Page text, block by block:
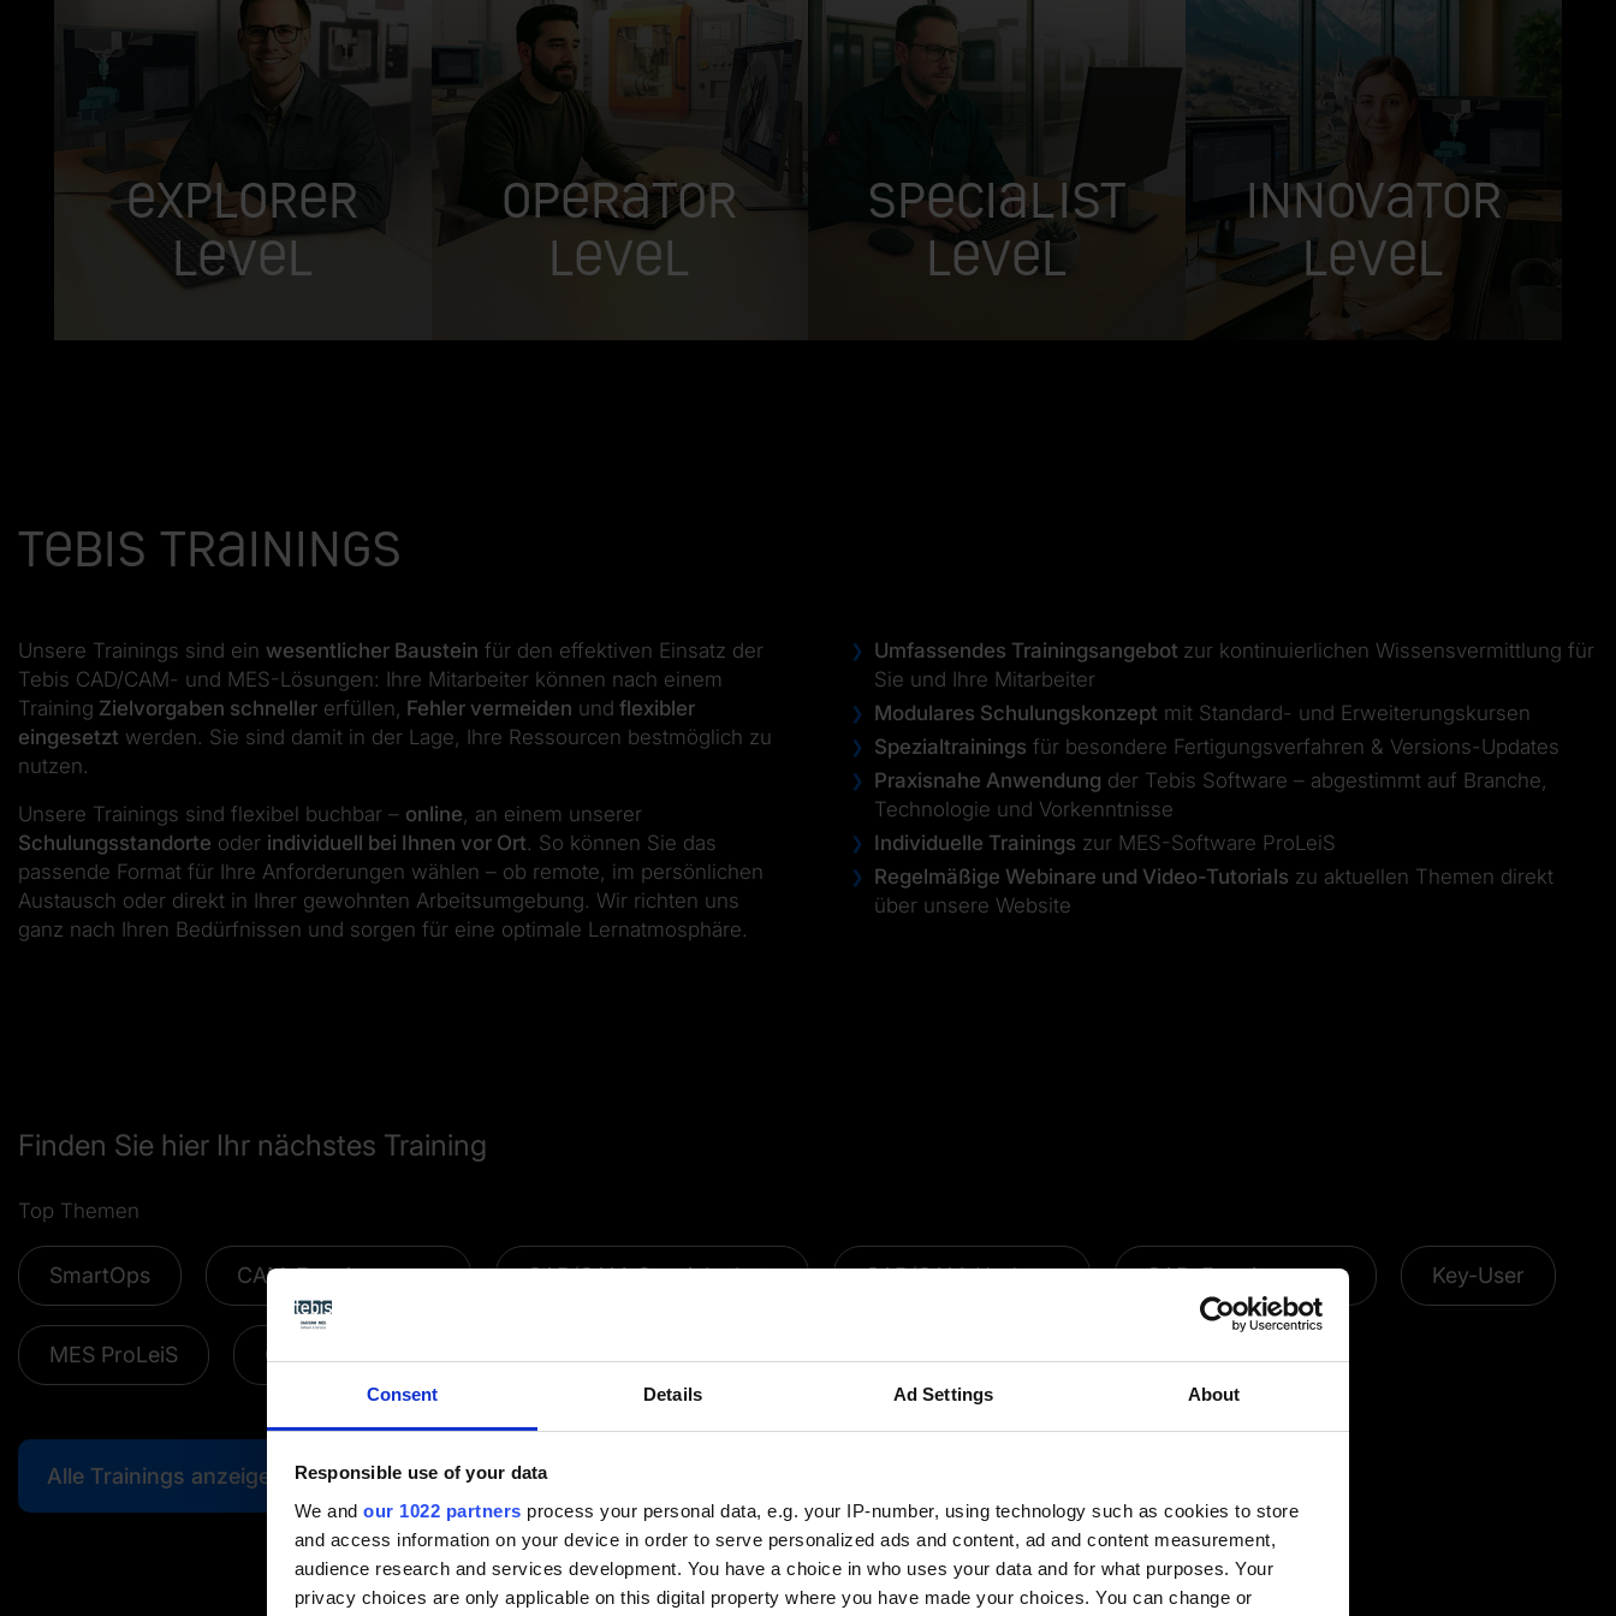
Consent Details Ad Settings About
Responsible use of your data
We and our 1022 partners process your personal data, e.g. your IP-number, using technology such as cookies to store
and access information on your device in order to serve personalized ads and content, ad and content measurement,
audience research and services development. You have a choice in who uses your data and for what purposes. Your
privacy choices are only applicable on this digital property where you have made your choices. You can change or
Explorer
Level
Operator
Level
Specialist
Level
Innovator
Level
Tebis Trainings
Unsere Trainings sind ein wesentlicher Baustein für den effektiven Einsatz der
Tebis CAD/CAM- und MES-Lösungen: Ihre Mitarbeiter können nach einem
Training Zielvorgaben schneller erfüllen, Fehler vermeiden und flexibler
eingesetzt werden. Sie sind damit in der Lage, Ihre Ressourcen bestmöglich zu
nutzen.
Unsere Trainings sind flexibel buchbar – online, an einem unserer
Schulungsstandorte oder individuell bei Ihnen vor Ort. So können Sie das
passende Format für Ihre Anforderungen wählen – ob remote, im persönlichen
Austausch oder direkt in Ihrer gewohnten Arbeitsumgebung. Wir richten uns
ganz nach Ihren Bedürfnissen und sorgen für eine optimale Lernatmosphäre.
Umfassendes Trainingsangebot zur kontinuierlichen Wissensvermittlung für
Sie und Ihre Mitarbeiter
Modulares Schulungskonzept mit Standard- und Erweiterungskursen
Spezialtrainings für besondere Fertigungsverfahren & Versions-Updates
Praxisnahe Anwendung der Tebis Software – abgestimmt auf Branche,
Technologie und Vorkenntnisse
Individuelle Trainings zur MES-Software ProLeiS
Regelmäßige Webinare und Video-Tutorials zu aktuellen Themen direkt
über unsere Website
Finden Sie hier Ihr nächstes Training
Top Themen
SmartOps CAM-Erweiterungen CAD/CAM-Spezialpakete CAD/CAM-Updates CAD-Erweiterungen Key-User
MES ProLeiS Online-Trainings
Alle Trainings anzeigen